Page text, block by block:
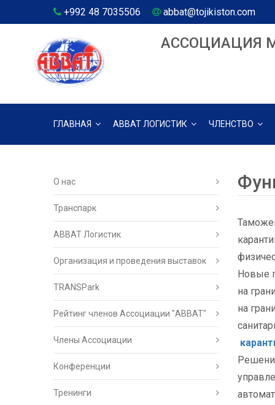
+992 48 7035506 abbat@tojikiston.com
АССОЦИАЦИЯ
ГЛАВНАЯ АВВАТ ЛОГИСТИК ЧЛЕНСТВО
О нас
Транспарк
ABBAT Логистик
Организация и проведения выставок
TRANSPark
Рейтинг членов Ассоциации "АВВАТ"
Члены Ассоциации
Конференции
Тренинги
Новые
на
на